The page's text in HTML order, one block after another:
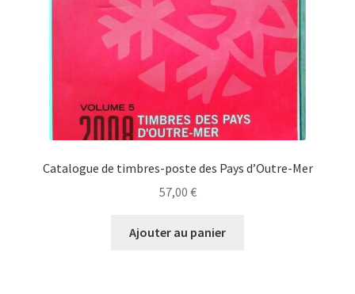
Catalogue de timbres-poste des Pays d’Outre-Mer
57,00 €
Ajouter au panier